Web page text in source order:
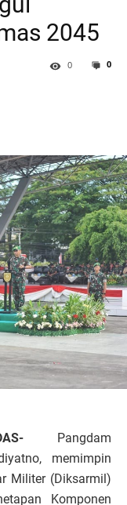
2045
0
0
Pangdam
memimpin
Militer (Diksarmil)
Komponen